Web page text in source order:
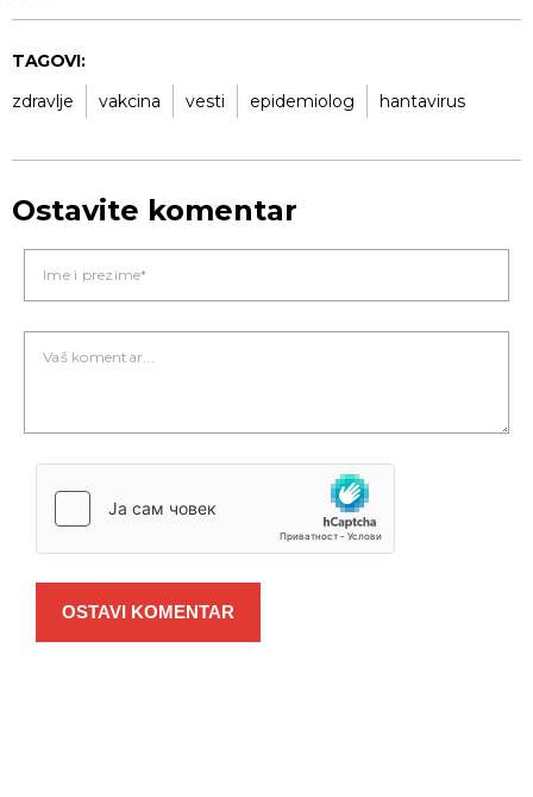
TAGOVI:
zdravlje
vakcina vesti epidemiolog hantavirus
Ostavite komentar
OSTAVI KOMENTAR